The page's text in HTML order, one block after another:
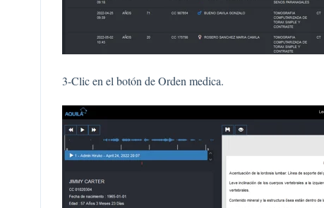
3-Clic en el botón de Orden medica.